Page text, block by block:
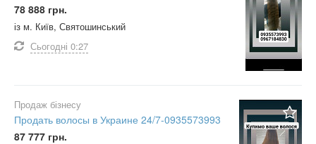
78 888 грн.
із м. Київ, Святошинський
Сьогодні 0:27
Продаж бізнесу
Продать волосы в Украине 24/7-0935573993
87 777 грн.